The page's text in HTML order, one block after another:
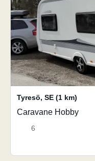
Tyresö, SE (1 km)
Caravane Hobby
6